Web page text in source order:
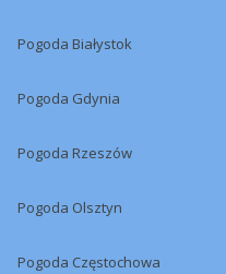
Pogoda Białystok
Pogoda Gdynia
Pogoda Rzeszów
Pogoda Olsztyn
Pogoda Częstochowa